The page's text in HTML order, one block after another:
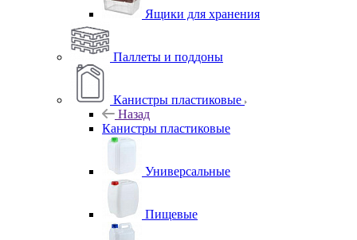
Ящики для хранения
Паллеты и поддоны
Канистры пластиковые
Назад
Канистры пластиковые
Универсальные
Пищевые